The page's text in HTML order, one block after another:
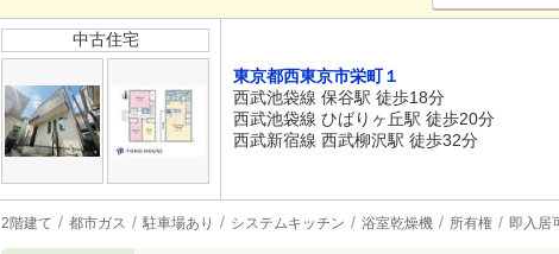
中古住宅
東京都西東京市栄町１
西武池袋線 保谷駅 徒歩18分
西武池袋線 ひばりヶ丘駅 徒歩20分
西武新宿線 西武柳沢駅 徒歩32分
2階建て 都市ガス 駐車場あり システムキッチン 浴室乾燥機 所有権 即入居